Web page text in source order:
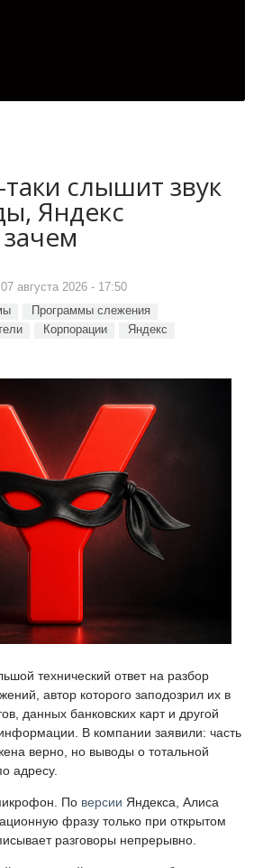
слышит звук
Яндекс
07 августа 2026 - 17:50
Программы слежения
Корпорации Яндекс
технический ответ на разбор
автор которого заподозрил их в
данных банковских карт и другой
В компании заявили: часть
верно, но выводы о тотальной
адресу.
По версии Яндекса, Алиса
фразу только при открытом
разговоры непрерывно.